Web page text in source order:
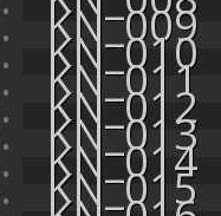
KN_009
KN_010
KN_011
KN_012
KN_013
KN_014
KN_015